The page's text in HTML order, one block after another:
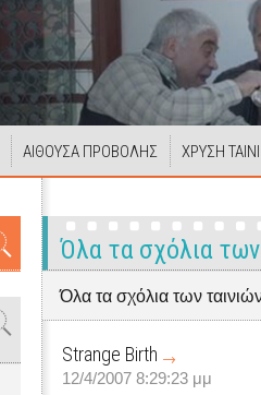
ΑΙΘΟΥΣΑ ΠΡΟΒΟΛΗΣ ΧΡΥΣΗ
Όλα τα σχόλια των
Όλα τα σχόλια των
Strange Birth
12/4/2007 8:29:23 μμ